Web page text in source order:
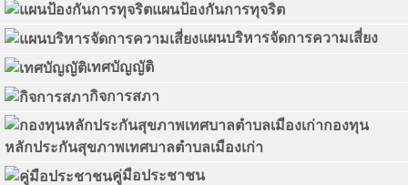
แผนป้องกันการทุจริต
แผนบริหารจัดการความเสี่ยง
เทศบัญญัติ
กิจการสภา
กองทุน
หลักประกันสุขภาพเทศบาลตำบลเมืองเก่า
คู่มือประชาชน